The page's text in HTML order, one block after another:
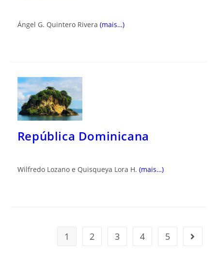
Ángel G. Quintero Rivera (mais…)
República Dominicana
Wilfredo Lozano e Quisqueya Lora H. (mais…)
1 2 3 4 5